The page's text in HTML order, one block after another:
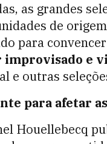
as grandes
de
para
improvisado e
e outras
para afetar
Houellebecq